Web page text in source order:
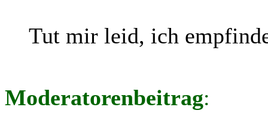
Tut mir leid, ich
Moderatorenbeitrag: